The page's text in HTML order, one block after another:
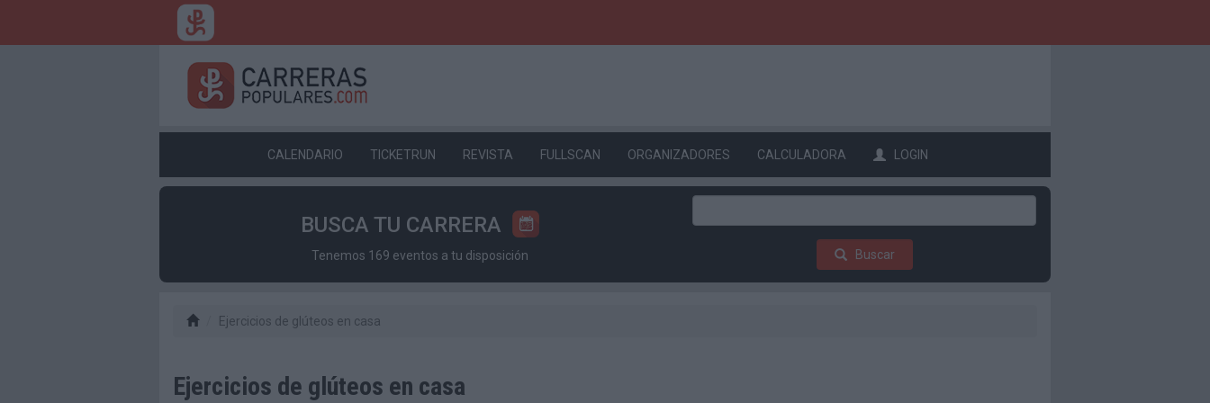
CALENDARIO TICKETRUN REVISTA FULLSCAN ORGANIZADORES CALCULADORA LOGIN
BUSCA TU CARRERA
Tenemos 169 eventos a tu disposición Buscar
Ejercicios de glúteos en casa
Ejercicios de glúteos en casa